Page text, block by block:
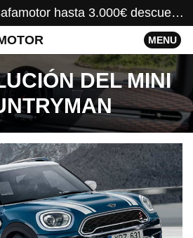
🚗 OUTLET Grupo Safamotor hasta 3.000€ descuento 🚗
MENU
DEL MINI